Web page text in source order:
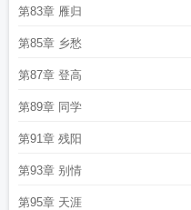
第83章 雁归
第85章 乡愁
第87章 登高
第89章 同学
第91章 残阳
第93章 别情
第95章 天涯